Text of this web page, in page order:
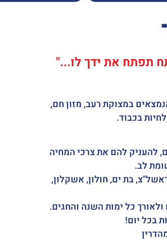
תפתח את ידך לו..."
במצוקת רעב, מזון חם,
בכבוד.
להעניק להם את צרכי המחיה
לב.
עקרון, ראשל"צ, בת ים, חולון, אשקלון,
כל ימות השנה והחגים.